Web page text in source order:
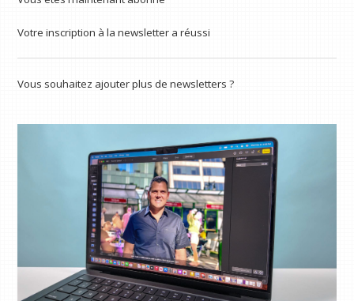
Votre inscription à la newsletter a réussi
Vous souhaitez ajouter plus de newsletters ?